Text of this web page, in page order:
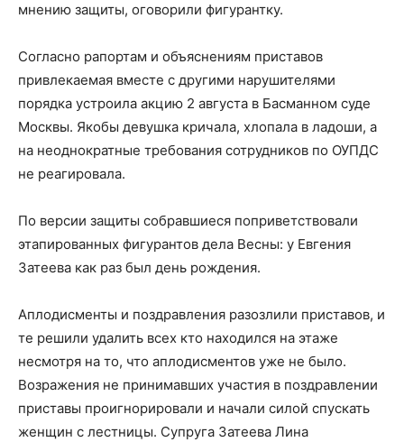
мнению защиты, оговорили фигурантку.
Согласно рапортам и объяснениям приставов
привлекаемая вместе с другими нарушителями
порядка устроила акцию 2 августа в Басманном суде
Москвы. Якобы девушка кричала, хлопала в ладоши, а
на неоднократные требования сотрудников по ОУПДС
не реагировала.
По версии защиты собравшиеся поприветствовали
этапированных фигурантов дела Весны: у Евгения
Затеева как раз был день рождения.
Аплодисменты и поздравления разозлили приставов, и
те решили удалить всех кто находился на этаже
несмотря на то, что аплодисментов уже не было.
Возражения не принимавших участия в поздравлении
приставы проигнорировали и начали силой спускать
женщин с лестницы. Супруга Затеева Лина